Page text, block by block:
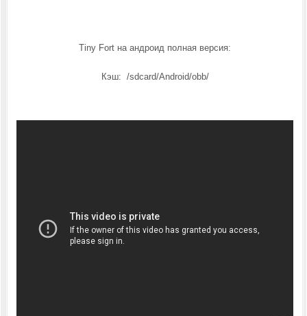
Tiny Fort на андроид полная версия:
Кэш: /sdcard/Android/obb/